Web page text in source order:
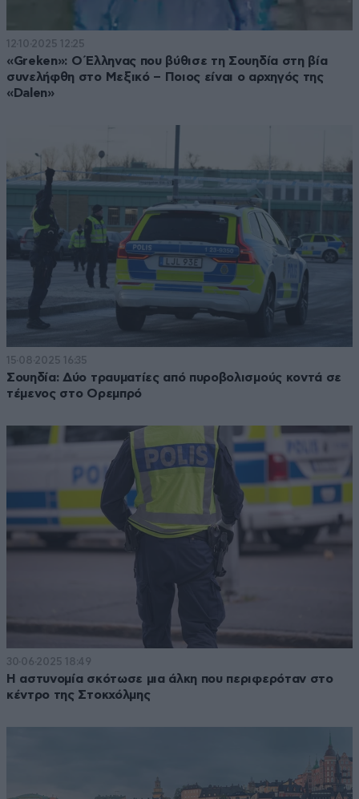
12·10·2025 12:25
«Greken»: O Έλληνας που βύθισε τη Σουηδία στη βία
συνελήφθη στο Μεξικό – Ποιος είναι ο αρχηγός της
«Dalen»
15·08·2025 16:35
Σουηδία: Δύο τραυματίες από πυροβολισμούς κοντά σε
τέμενος στο Ορεμπρό
30·06·2025 18:49
Η αστυνομία σκότωσε μια άλκη που περιφερόταν στο
κέντρο της Στοκχόλμης